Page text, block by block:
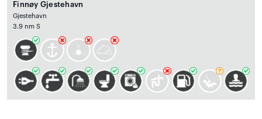
Finnøy Gjestehavn
Gjestehavn
3.9 nm S